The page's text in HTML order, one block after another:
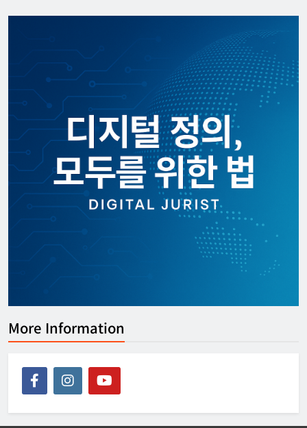
[KOR] ‘디지털노마드’ 비자 정식 도입
2026년 07월 08일
More Information